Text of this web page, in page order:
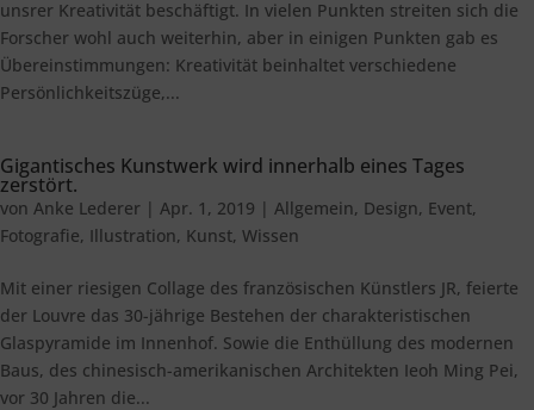
unsrer Kreativität beschäftigt. In vielen Punkten streiten sich die
Forscher wohl auch weiterhin, aber in einigen Punkten gab es
Übereinstimmungen: Kreativität beinhaltet verschiedene
Persönlichkeitszüge,...
Gigantisches Kunstwerk wird innerhalb eines Tages
zerstört.
von Anke Lederer | Apr. 1, 2019 | Allgemein, Design, Event,
Fotografie, Illustration, Kunst, Wissen
Mit einer riesigen Collage des französischen Künstlers JR, feierte
der Louvre das 30-jährige Bestehen der charakteristischen
Glaspyramide im Innenhof. Sowie die Enthüllung des modernen
Baus, des chinesisch-amerikanischen Architekten Ieoh Ming Pei,
vor 30 Jahren die...